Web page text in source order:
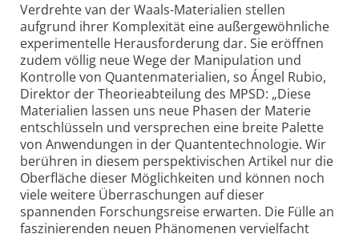
Verdrehte van der Waals-Materialien stellen
aufgrund ihrer Komplexität eine außer­gewöhnliche
experimentelle Herausforderung dar. Sie eröffnen
zudem völlig neue Wege der Manipulation und
Kontrolle von Quanten­materialien, so Ángel Rubio,
Direktor der Theorie­abteilung des MPSD: „Diese
Materialien lassen uns neue Phasen der Materie
entschlüsseln und versprechen eine breite Palette
von Anwendungen in der Quanten­technologie. Wir
berühren in diesem per­spektivischen Artikel nur die
Oberfläche dieser Möglichkeiten und können noch
viele weitere Überraschungen auf dieser
spannenden Forschungs­reise erwarten. Die Fülle an
fas­zinierenden neuen Phänomenen vervielfacht